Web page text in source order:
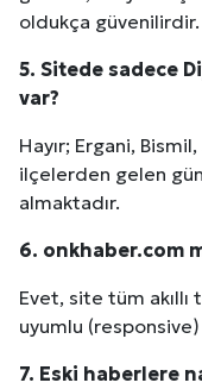
oldukça güvenilirdir.
5. Sitede sadece
var?
Hayır; Ergani,
ilçelerden gelen
almaktadır.
6. onkhaber.com
Evet, site tüm
uyumlu
7. Eski haberlere
Kuzu Fileto
Dar Tavanlı